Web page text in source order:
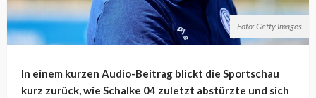
Foto: Getty Images
In einem kurzen Audio-Beitrag blickt die Sportschau
kurz zurück, wie Schalke 04 zuletzt abstürzte und sich